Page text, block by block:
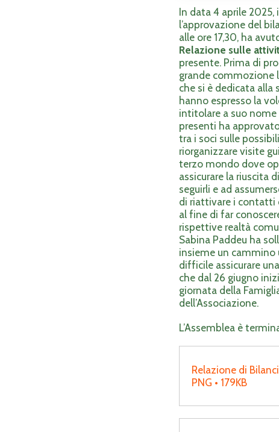
In data 4 aprile 2025,
l’approvazione del
alle ore 17,30, ha
Relazione sulle
presente. Prima di
grande commozione
che si è dedicata alla
hanno espresso la
intitolare a suo nome
presenti ha
tra i soci sulle
riorganizzare visite
terzo mondo dove
assicurare la riuscita
seguirli e ad
di riattivare i contatti
al fine di far
rispettive realtà
Sabina Paddeu ha
insieme un cammino
difficile assicurare
che dal 26 giugno
giornata della
dell’Associazione.
L’Assemblea è
Relazione di
PNG • 179KB